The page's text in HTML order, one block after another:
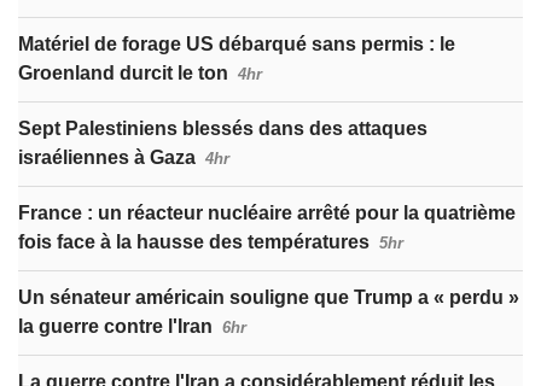
Matériel de forage US débarqué sans permis : le
Groenland durcit le ton 4hr
Sept Palestiniens blessés dans des attaques
israéliennes à Gaza 4hr
France : un réacteur nucléaire arrêté pour la quatrième
fois face à la hausse des températures 5hr
Un sénateur américain souligne que Trump a « perdu »
la guerre contre l'Iran 6hr
La guerre contre l'Iran a considérablement réduit les